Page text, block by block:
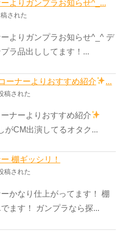
よりガンプラお知らせ^_...
された
よりガンプラお知らせ^_^ デ
ラ品出ししてます！...
ーナーよりおすすめ紹介 ...
稿された
ナーよりおすすめ紹介
がCM出演してるオタク...
棚ギッシリ！
稿された
かなり仕上がってます！ 棚
ます！ ガンプラなら探...